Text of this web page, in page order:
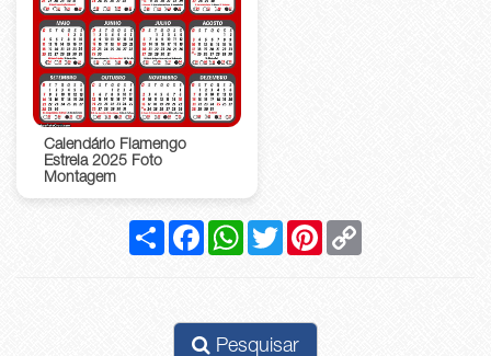
Calendário Flamengo
Estrela 2025 Foto
Montagem
Compartilhar
FacebookWhatsApp
Twitter Pinterest
Pesquisar